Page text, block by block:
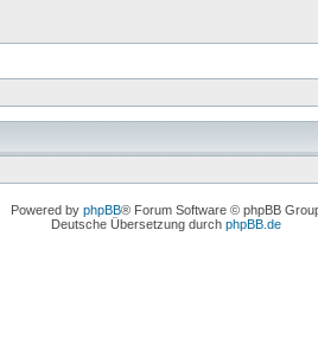
Powered by phpBB® Forum Software © phpBB
Deutsche Übersetzung durch phpBB.de